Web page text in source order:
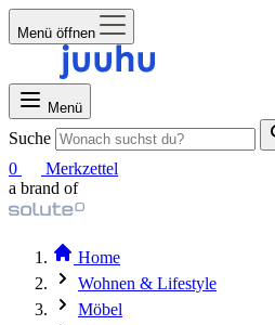
Menü öffnen
Menü
Suche
0
Merkzettel
a brand of
Home
Wohnen & Lifestyle
Möbel